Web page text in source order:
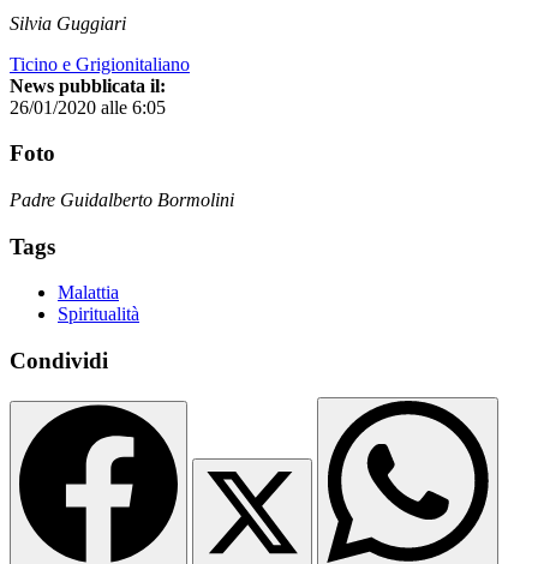
Silvia Guggiari
Ticino e Grigionitaliano
News pubblicata il:
26/01/2020 alle 6:05
Foto
Padre Guidalberto Bormolini
Tags
Malattia
Spiritualità
Condividi